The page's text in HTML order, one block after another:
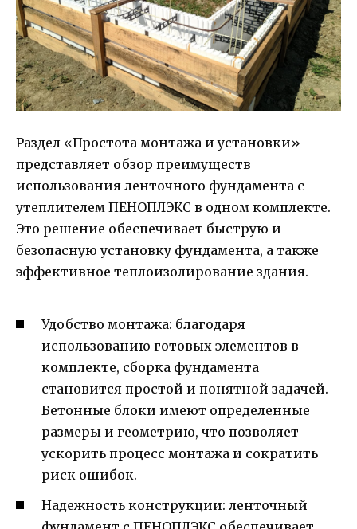
Раздел «Простота монтажа и установки»
представляет обзор преимуществ
использования ленточного фундамента с
утеплителем ПЕНОПЛЭКС в одном комплекте.
Это решение обеспечивает быструю и
безопасную установку фундамента, а также
эффективное теплоизолирование здания.
Удобство монтажа: благодаря
использованию готовых элементов в
комплекте, сборка фундамента
становится простой и понятной задачей.
Бетонные блоки имеют определенные
размеры и геометрию, что позволяет
ускорить процесс монтажа и сократить
риск ошибок.
Надежность конструкции: ленточный